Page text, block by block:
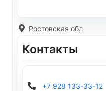
Ростовская обл
Контакты
+7 928 133-33-12